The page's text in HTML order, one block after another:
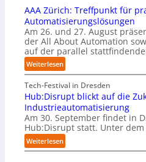
t
i
e
r
u
n
g
a
n
“
t
a
r
t
e
t
B
i
e
t
e
r
v
e
r
u
f
t
S
t
e
f
n
S
c
h
w
a
b
t
e
r
n
e
m
w
o
l
l
e
AAA Zürich: Treffpunkt für
Automatisierungslösungen
Am 26. und 27. August
der All About Automation
auf der parallel
Weiterlesen:
A
A
A
Z
ü
r
i
c
Tech-Festival in Dresden
Hub:Disrupt blickt auf die
Industrieautomatisierung
Am 30. September findet in
Hub:Disrupt statt. Unter dem
Weiterlesen:
H